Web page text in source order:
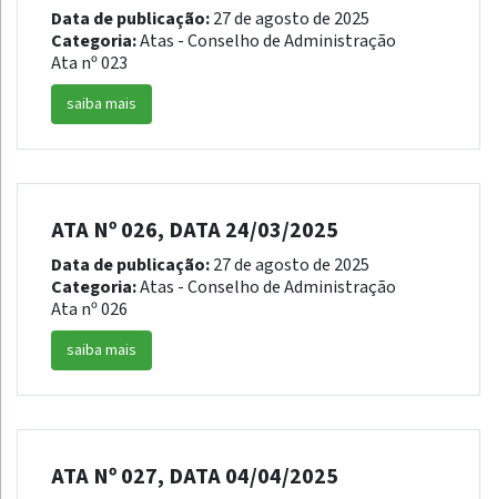
Data de publicação:27 de agosto de 2025
Categoria:Atas - Conselho de Administração
Ata nº 023
saiba mais
ATA Nº 026, DATA 24/03/2025
Data de publicação:27 de agosto de 2025
Categoria:Atas - Conselho de Administração
Ata nº 026
saiba mais
ATA Nº 027, DATA 04/04/2025